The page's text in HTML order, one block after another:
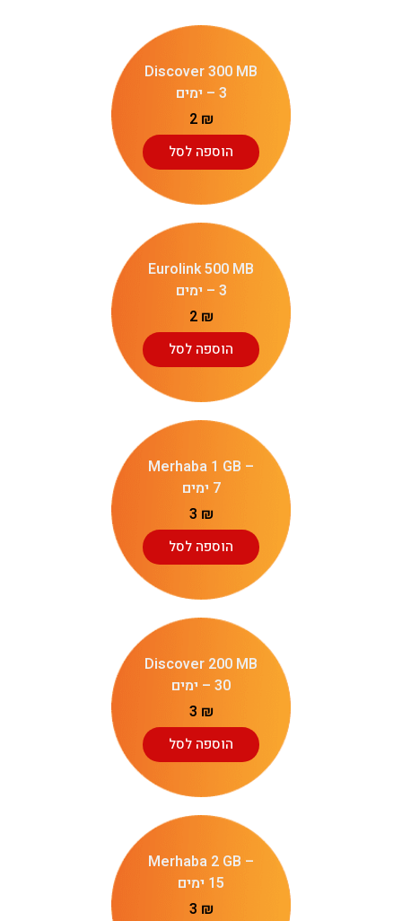
Discover 300 MB
– 3 ימים
2 ₪
הוספה לסל
Eurolink 500 MB
– 3 ימים
2 ₪
הוספה לסל
Merhaba 1 GB –
7 ימים
3 ₪
הוספה לסל
Discover 200 MB
– 30 ימים
3 ₪
הוספה לסל
Merhaba 2 GB –
15 ימים
3 ₪